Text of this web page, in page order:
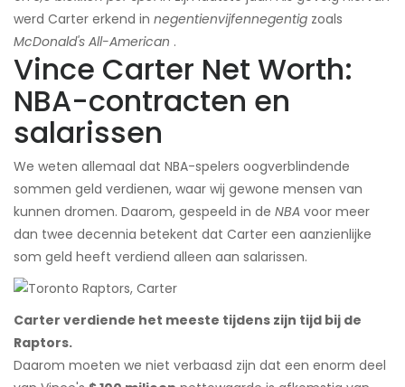
werd Carter erkend in negentienvijfennegentig zoals
McDonald's All-American .
Vince Carter Net Worth:
NBA-contracten en
salarissen
We weten allemaal dat NBA-spelers oogverblindende
sommen geld verdienen, waar wij gewone mensen van
kunnen dromen. Daarom, gespeeld in de NBA voor meer
dan twee decennia betekent dat Carter een aanzienlijke
som geld heeft verdiend alleen aan salarissen.
Carter verdiende het meeste tijdens zijn tijd bij de
Raptors.
Daarom moeten we niet verbaasd zijn dat een enorm deel